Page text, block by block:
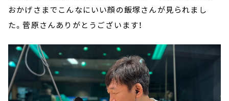
おかげさまでこんなにいい顔の飯塚さんが見られまし
た。菅原さんありがとうございます！